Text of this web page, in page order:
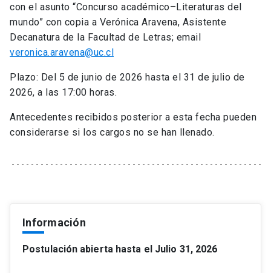
con el asunto “Concurso académico–Literaturas del
mundo” con copia a Verónica Aravena, Asistente
Decanatura de la Facultad de Letras; email
veronica.aravena@uc.cl
Plazo: Del 5 de junio de 2026 hasta el 31 de julio de
2026, a las 17:00 horas.
Antecedentes recibidos posterior a esta fecha pueden
considerarse si los cargos no se han llenado.
Información
Postulación abierta hasta el Julio 31, 2026